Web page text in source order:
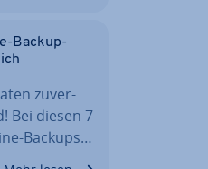
Backup-
zu­ver­
Bei diesen 7
Backups…